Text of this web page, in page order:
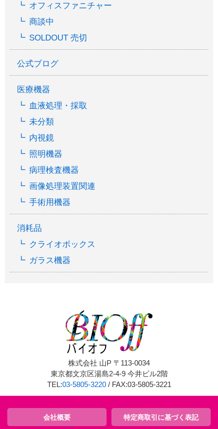
オフィスファニチャー
商談中
SOLDOUT 売切
公式ブログ
医療機器
血液処理・採取
未分類
内視鏡
照明機器
病理検査機器
画像処理装置関連
手術用機器
消耗品
クライオボックス
ガラス機器
株式会社 山P 〒113-0034
東京都文京区湯島2-4-9 今井ビル2階
TEL:03-5805-3220/ FAX:03-5805-3221
会社概要 特定商取引に基づく表記